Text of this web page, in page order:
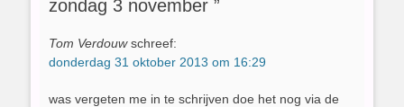
zondag 3 november ”
Tom Verdouw schreef:
donderdag 31 oktober 2013 om 16:29
was vergeten me in te schrijven doe het nog via de